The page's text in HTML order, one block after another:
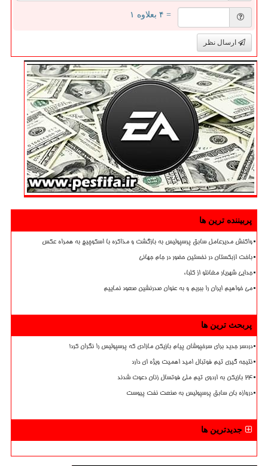
= ۴ بعلاوه ۱
ارسال نظر
پربیننده ترین ها
واکنش مدیرعامل سابق پرسپولیس به بازگشت و مذاکره با اسکوچیچ به همراه عکس
باخت ازبکستان در نخستین حضور در جام جهانی
جدایی شهریار مغانلو از کلباء
می خواهیم ایران را ببریم و به عنوان صدرنشین صعود نماییم
پربحث ترین ها
دردسر جدید برای سرخپوشان پیام بازیکن مازادی که پرسپولیس را نگران کرد!
نتیجه گیری تیم فوتبال امید اهمیت ویژه ای دارد
۲۴ بازیکن به اردوی تیم ملی فوتسال زنان دعوت شدند
دروازه بان سابق پرسپولیس به صنعت نفت پیوست
جدیدترین ها